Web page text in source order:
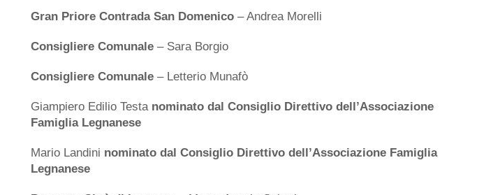
Gran Priore Contrada San Domenico – Andrea Morelli
Consigliere Comunale – Sara Borgio
Consigliere Comunale – Letterio Munafò
Giampiero Edilio Testa nominato dal Consiglio Direttivo dell’Associazione
Famiglia Legnanese
Mario Landini nominato dal Consiglio Direttivo dell’Associazione Famiglia
Legnanese